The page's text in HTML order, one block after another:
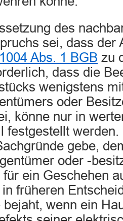
des
sei, dass der
Abs. 1 BGB zu
dass die
wenigstens
oder
könne nur in
festgestellt
gebe,
oder -
ein Geschehen
früheren
wenn ein